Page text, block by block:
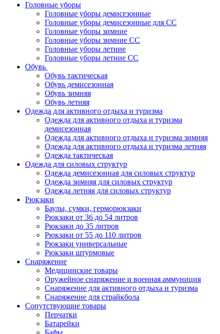
Головные уборы
Головные уборы демисезонные
Головные уборы демисезонные для СС
Головные уборы зимние
Головные уборы зимние СС
Головные уборы летние
Головные уборы летние СС
Обувь
Обувь тактическая
Обувь демисезонная
Обувь зимняя
Обувь летняя
Одежда для активного отдыха и туризма
Одежда для активного отдыха и туризма
демисезонная
Одежда для активного отдыха и туризма зимняя
Одежда для активного отдыха и туризма летняя
Одежда тактическая
Одежда для силовых структур
Одежда демисезонная для силовых структур
Одежда зимняя для силовых структур
Одежда летняя для силовых структур
Рюкзаки
Баулы, сумки, герморюкзаки
Рюкзаки от 36 до 54 литров
Рюкзаки до 35 литров
Рюкзаки от 55 до 110 литров
Рюкзаки универсальные
Рюкзаки штурмовые
Снаряжение
Медицинские товары
Оружейное снаряжение и военная аммуниция
Снаряжение для активного отдыха и туризма
Снаряжение для страйкбола
Сопутствующие товары
Перчатки
Батарейки
Бафы